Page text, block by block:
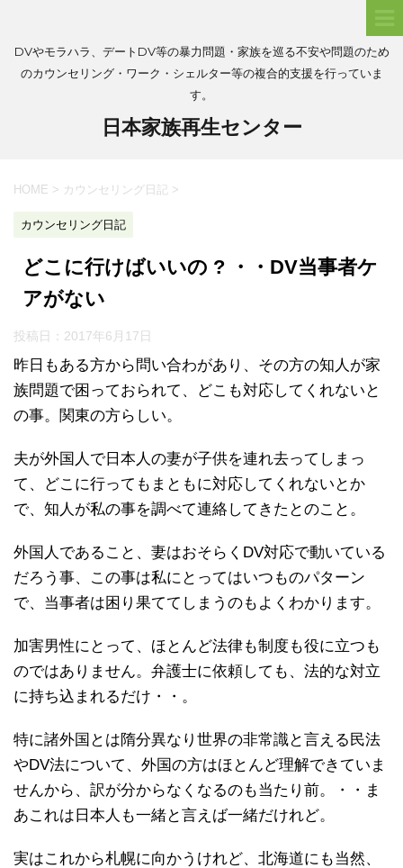
DVやモラハラ、デートDV等の暴力問題・家族を巡る不安や問題のため
のカウンセリング・ワーク・シェルター等の複合的支援を行っていま
す。
日本家族再生センター
HOME > カウンセリング日記 >
カウンセリング日記
どこに行けばいいの ? ・・DV当事者ケ
アがない
投稿日： 2017年6月17日
昨日もある方から問い合わがあり、その方の知人が家
族問題で困っておられて、どこも対応してくれないと
の事。関東の方らしい。
夫が外国人で日本人の妻が子供を連れ去ってしまっ
て、どこに行ってもまともに対応してくれないとか
で、知人が私の事を調べて連絡してきたとのこと。
外国人であること、妻はおそらくDV対応で動いている
だろう事、この事は私にとってはいつものパターン
で、当事者は困り果ててしまうのもよくわかります。
加害男性にとって、ほとんど法律も制度も役に立つも
のではありません。弁護士に依頼しても、法的な対立
に持ち込まれるだけ・・。
特に諸外国とは隋分異なり世界の非常識と言える民法
やDV法について、外国の方はほとんど理解できていま
せんから、訳が分からなくなるのも当たり前。・・ま
あこれは日本人も一緒と言えば一緒だけれど。
実はこれから札幌に向かうけれど、北海道にも当然、